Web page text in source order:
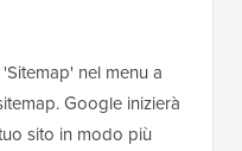
nel menu a
Google inizierà
sito in modo più